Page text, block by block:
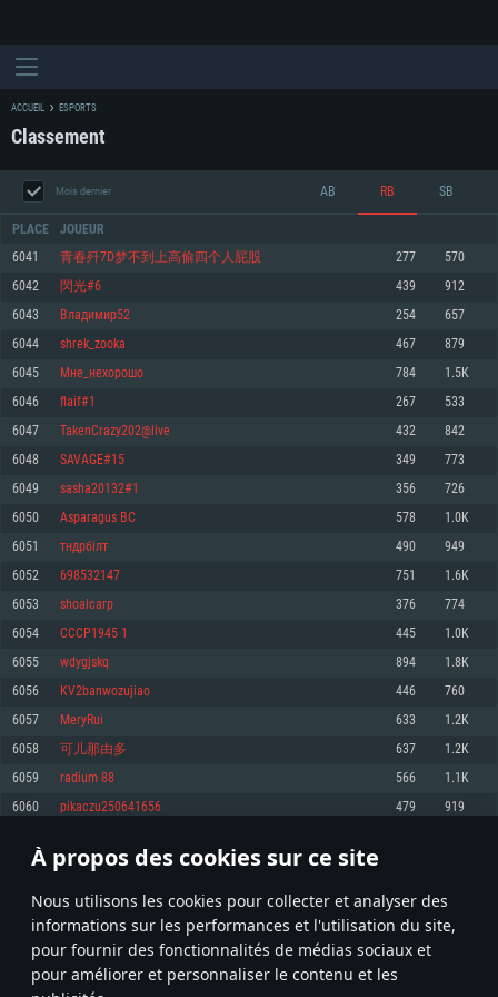
À propos des cookies sur ce site
Nous utilisons les cookies pour collecter et analyser des
informations sur les performances et l'utilisation du site,
pour fournir des fonctionnalités de médias sociaux et
pour améliorer et personnaliser le contenu et les
CONFIGURATION SYSTÈME REQUISE
Minimum
OS: Windows 10 (64 bit)
Processeur: Dual-Core 2.2 GHz
Mémoire: 4 GB
Carte graphique supportant DirectX 11: AMD Radeon 77XX / NVIDIA
GeForce GTX 660. La résolution minimale supportée par le jeu est de 720p
Connection: Connexion Internet à haut débit
Disque dur: 23.1 Go (client minimal)
Recommandée
1060 et plus, Radeon RX 570 et plus.
Disque dur: 75.9 Go (client complet)
Minimum
OS: Mac OS Big Sur 11.0 ou plus récent
Processeur: Core i5, minimum 2.2GHz (Les processeurs Intel Xeon ne sont
pas supportés)
Mémoire: 6 GB
Carte graphique: Intel Iris Pro 5200 (Mac), ou analogue AMD/Nvidia. La
résolution minimale supportée par le jeu est de 720p.
Connection: Connexion Internet à haut débit
Disque dur: 62,2 Go (client minimal)
Recommandée
OS: Mac OS Big Sur 11.0 ou plus récent
Processeur: Core i7 (Les processeurs Intel Xeon ne sont pas supportés)
Mémoire: 8 GB
Carte graphique: Radeon Vega II ou plus avec support de Metal
Disque dur: 62,2 Go (client complet)
Minimum
OS: Les configurations Linux 64 bits les plus modernes
Processeur: Dual-Core 2.4 GHz
Mémoire: 4 GB
Carte graphique: NVIDIA 660 avec les derniers drivers (moins de 6 mois) /
de même pour AMD (La résolution minimale supportée par le jeu est de
720p)
Connection: Connexion Internet à haut débit
Disque dur: 62,2 Go (client minimal)
Recommandée
OS: Ubuntu 20.04 64bit
Processeur: Intel Core i7
Mémoire: 8 GB
Carte graphique: NVIDIA 1060 avec les derniers drivers (moins de 6 mois) /
6 mois et supportant Vulkan
Connection: Connexion Internet à haut débit
Disque dur: 60,2 Go (client complet)
ACCUEIL ESPORTS
Classement
Mois dernier AB RB SB
PLACE JOUEUR
6041 青春歼7D梦不到上高偷四个人屁股 277 570
6042 閃光#6 439 912
6043 Владимир52 254 657
6044 shrek_zooka 467 879
6045 Мне_нехорошо 784 1.5K
6046 flaif#1 267 533
6047 TakenCrazy202@live 432 842
6048 SAVAGE#15 349 773
6049 sasha20132#1 356 726
6050 Asparagus BC 578 1.0K
6051 тндрбiлт 490 949
6052 698532147 751 1.6K
6053 shoalcarp 376 774
6054 CCCP1945 1 445 1.0K
6055 wdygjskq 894 1.8K
6056 KV2banwozujiao 446 760
6057 MeryRui 633 1.2K
6058 可儿那由多 637 1.2K
6059 radium 88 566 1.1K
6060 pikaczu250641656 479 919
* Classement mis à jour quotidiennement
302 303 304 403